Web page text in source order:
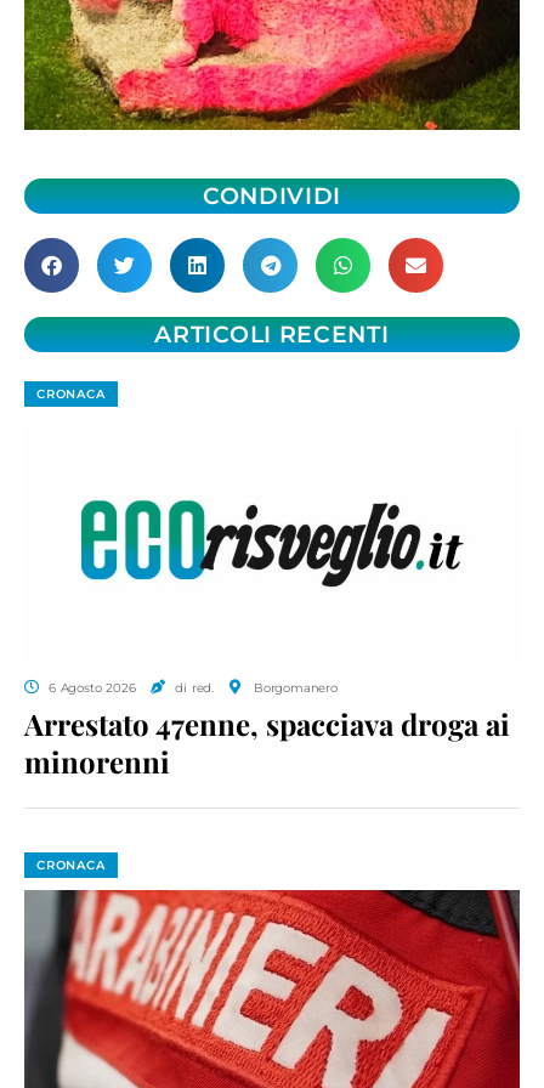
CONDIVIDI
ARTICOLI RECENTI
CRONACA
6 Agosto 2026 di red. Borgomanero
Arrestato 47enne, spacciava droga ai
minorenni
CRONACA